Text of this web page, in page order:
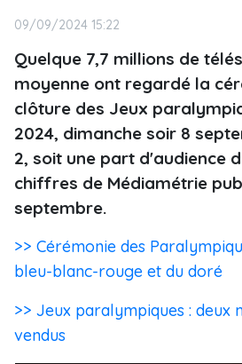
09/09/2024 15:22
Quelque 7,7 millions de
moyenne ont regardé la
clôture des Jeux
2024, dimanche soir 8
2, soit une part d'audience
chiffres de Médiamétrie
septembre.
>> Cérémonie des
bleu-blanc-rouge et du doré
>> Jeux paralympiques : deux
vendus